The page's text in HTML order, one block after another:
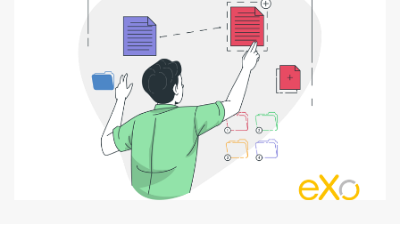
IA maitrisée
Sécurité
Open source
Offre Professionnelle